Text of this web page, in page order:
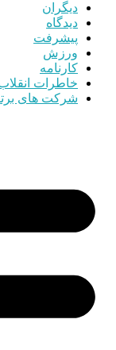
دیگران
دیدگاه
پیشرفت
ورزش
کارنامه
خاطرات
شرکت های